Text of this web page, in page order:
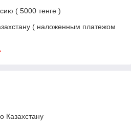
( 5000 тенге )
( наложенным платежом
Казахстану